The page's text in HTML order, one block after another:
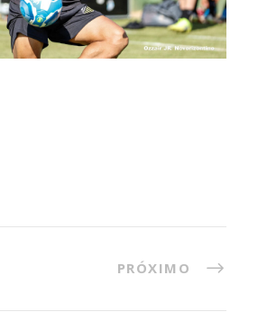
PRÓXIMO